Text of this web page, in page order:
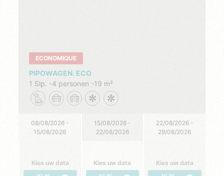
ECONOMIQUE
PIPOWAGEN. ECO
1 Slp.
4 personen 19 m²
08/08/2026 -
15/08/2026
15/08/2026 -
22/08/2026
22/08/2026 -
29/08/2026
Kies uw data
Kies uw data
Kies uw data